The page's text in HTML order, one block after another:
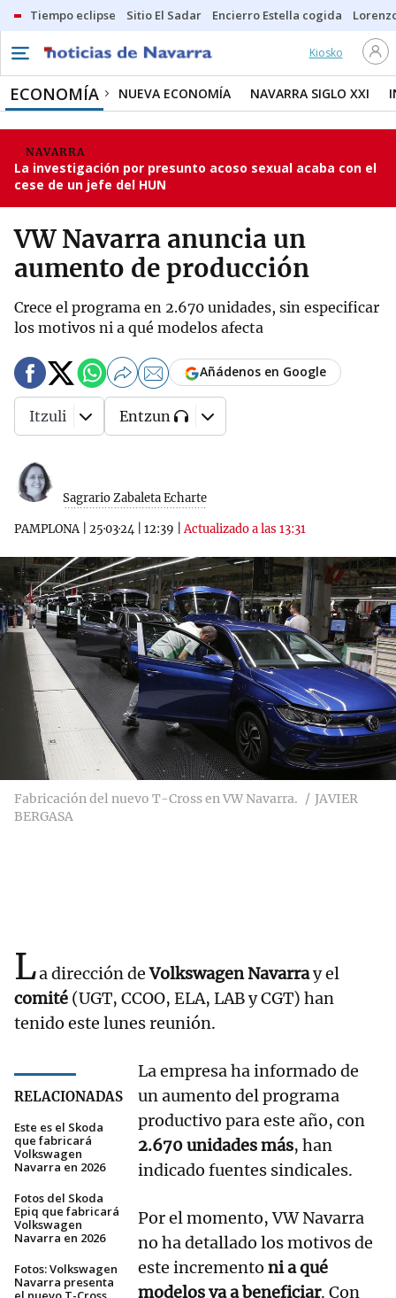
Tiempo eclipse Sitio El Sadar Encierro Estella cogida
Kiosko
ECONOMÍA NUEVA ECONOMÍA NAVARRA SIGLO XXI
NAVARRA
La investigación por presunto acoso sexual acaba con el
cese de un jefe del HUN
VW Navarra anuncia un
aumento de producción
Crece el programa en 2.670 unidades, sin especificar
los motivos ni a qué modelos afecta
Sagrario Zabaleta Echarte
PAMPLONA| 25·03·24 12:39 |Actualizado a las 13:31
Añádenos en Google
Itzuli Entzun
Fabricación del nuevo T-Cross en VW Navarra.
JAVIER
BERGASA
La dirección deVolkswagen Navarray el
comité (UGT, CCOO, ELA, LAB y CGT) han
tenido este lunes reunión.
RELACIONADAS
Este es el Skoda
que fabricará
Volkswagen
Navarra en 2026
Fotos del Skoda
Epiq que fabricará
Volkswagen
Navarra en 2026
Fotos: Volkswagen
Navarra presenta
La empresa ha informado de
un aumento del programa
productivo para este año, con
2.670 unidades más, han
indicado fuentes sindicales.
Por el momento, VW Navarra
no ha detallado los motivos de
este incremento ni a qué
modelos va a beneficiar. Con